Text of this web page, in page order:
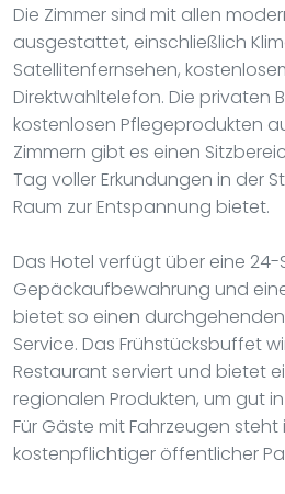
Die Zimmer sind mit allen
ausgestattet, einschließlich
Satellitenfernsehen,
Direktwahltelefon. Die privaten
kostenlosen Pflegeprodukten
Zimmern gibt es einen
Tag voller Erkundungen in der
Raum zur Entspannung bietet.
Das Hotel verfügt über eine
Gepäckaufbewahrung und
bietet so einen
Service. Das Frühstücksbuffet
Restaurant serviert und bietet
regionalen Produkten, um gut
Für Gäste mit Fahrzeugen steht
kostenpflichtiger öffentlicher